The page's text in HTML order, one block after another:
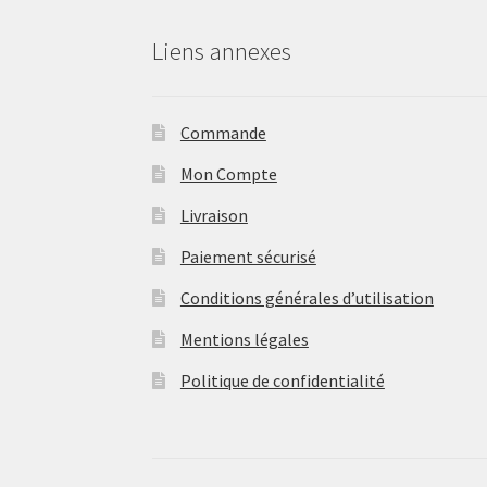
Liens annexes
Commande
Mon Compte
Livraison
Paiement sécurisé
Conditions générales d’utilisation
Mentions légales
Politique de confidentialité